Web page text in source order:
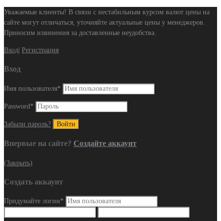
Уважаемые клиенты! В связи с нестабильным курсом валют цены на
сайте могут отличаться, уточняйте актуальные цены у менеджеров.
Приносим извинения за доставленные неудобства.
Вход Регистрация
Вход
Имя пользователя*
Password *
Забыли пароль?
Впервые на сайте? Создайте аккаунт
(Закрыть)
Создать аккаунт
Придумайте логин*